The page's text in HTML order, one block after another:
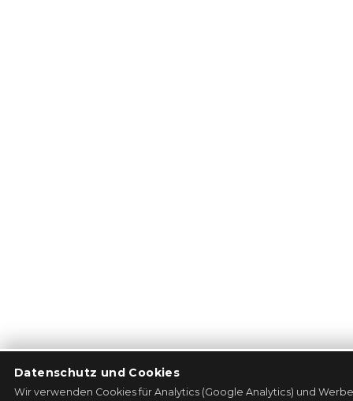
Datenschutz und Cookies
Wir verwenden Cookies für Analytics (Google Analytics) und